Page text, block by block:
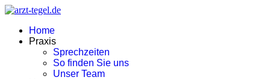
Home
Praxis
Sprechzeiten
So finden Sie uns
Unser Team